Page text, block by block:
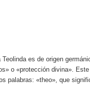
Teolinda es de origen
o «protección divina».
palabras: «theo», que